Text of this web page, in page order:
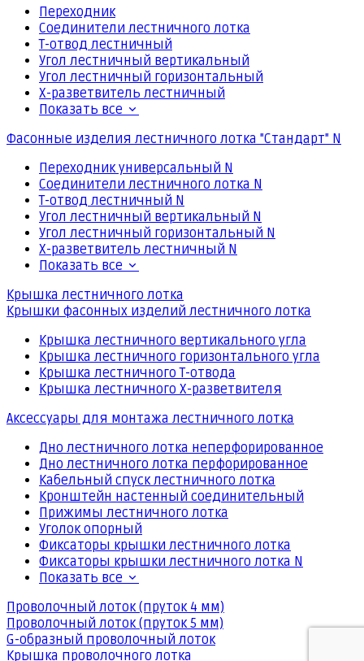
Переходник
Соединители лестничного лотка
Т-отвод лестничный
Угол лестничный вертикальный
Угол лестничный горизонтальный
Х-разветвитель лестничный
Показать все
Фасонные изделия лестничного лотка "Стандарт" N
Переходник универсальный N
Соединители лестничного лотка N
Т-отвод лестничный N
Угол лестничный вертикальный N
Угол лестничный горизонтальный N
Х-разветвитель лестничный N
Показать все
Крышка лестничного лотка
Крышки фасонных изделий лестничного лотка
Крышка лестничного вертикального угла
Крышка лестничного горизонтального угла
Крышка лестничного Т-отвода
Крышка лестничного Х-разветвителя
Аксессуары для монтажа лестничного лотка
Дно лестничного лотка неперфорированное
Дно лестничного лотка перфорированное
Кабельный спуск лестничного лотка
Кронштейн настенный соединительный
Прижимы лестничного лотка
Уголок опорный
Фиксаторы крышки лестничного лотка
Фиксаторы крышки лестничного лотка N
Показать все
Проволочный лоток (пруток 4 мм)
Проволочный лоток (пруток 5 мм)
G-образный проволочный лоток
Крышка проволочного лотка